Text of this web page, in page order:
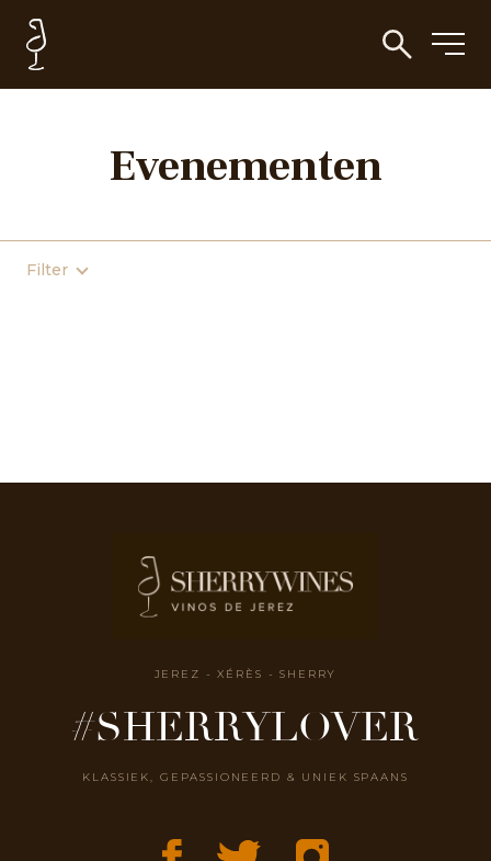
Evenementen
Filter
JEREZ - XÉRÈS - SHERRY
#SHERRYLOVER
KLASSIEK, GEPASSIONEERD & UNIEK SPAANS